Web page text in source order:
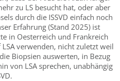
zu LS besucht hat, oder aber
durch die ISSVD einfach noch
Erfahrung (Stand 2025) ist
in Oesterreich und Frankreich
verwenden, nicht zuletzt weil
Biopsien auswerten, in Bezug
von LSA sprechen, unabhängig